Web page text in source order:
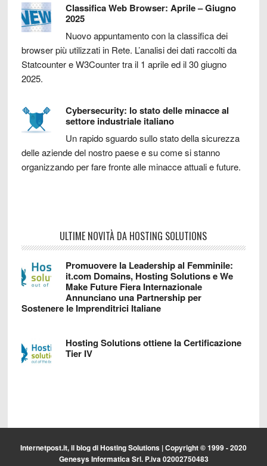
Classifica Web Browser: Aprile – Giugno
2025
Nuovo appuntamento con la classifica dei
browser più utilizzati in Rete. L’analisi dei dati raccolti da
Statcounter e W3Counter tra il 1 aprile ed il 30 giugno
2025.
Cybersecurity: lo stato delle minacce al
settore industriale italiano
Un rapido sguardo sullo stato della sicurezza
delle aziende del nostro paese e su come si stanno
organizzando per fare fronte alle minacce attuali e future.
ULTIME NOVITÀ DA HOSTING SOLUTIONS
Promuovere la Leadership al Femminile:
it.com Domains, Hosting Solutions e We
Make Future Fiera Internazionale
Annunciano una Partnership per
Sostenere le Imprenditrici Italiane
Hosting Solutions ottiene la Certificazione
Tier IV
Internetpost.it, il blog diHosting Solutions | Copyright © 1999 - 2020
Genesys Informatica Srl. P.iva 02002750483